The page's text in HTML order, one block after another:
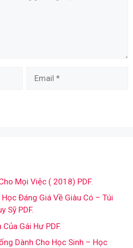
Mọi Việc ( 2018) PDF.
Đáng Giá Về Giàu Có – Túi
Sỹ PDF.
Gái Hư PDF.
Dành Cho Học Sinh – Học